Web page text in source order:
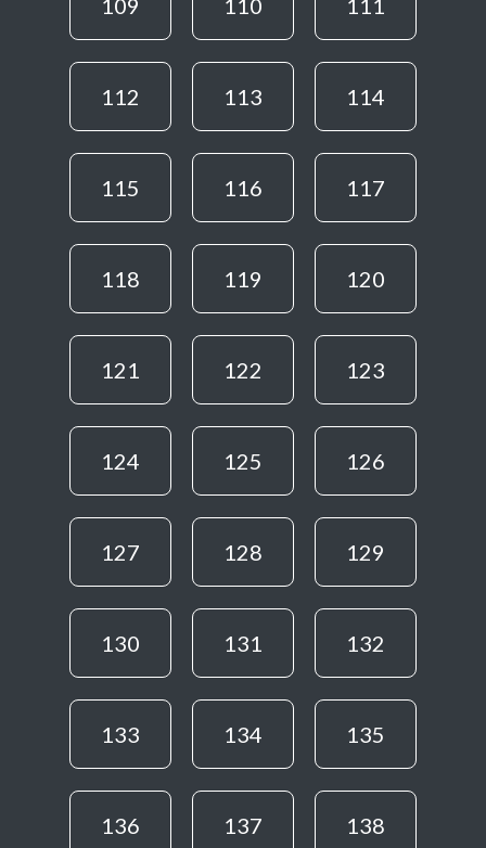
112 113 114
115 116 117
118 119 120
121 122 123
124 125 126
127 128 129
130 131 132
133 134 135
136 137 138